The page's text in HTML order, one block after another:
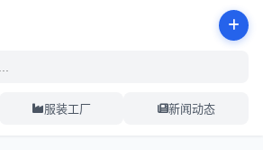
服装工厂 新闻动态